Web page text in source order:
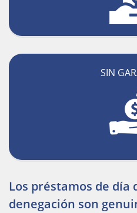
SIN
Los préstamos de día
denegación son